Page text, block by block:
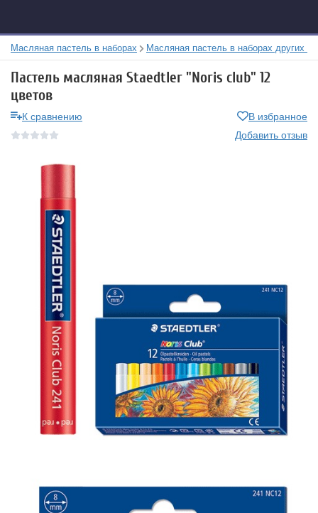
Масляная пастель в наборах Масляная пастель в наборах других
Пастель масляная Staedtler "Noris club" 12
цветов
К сравнению
В избранное
Добавить отзыв